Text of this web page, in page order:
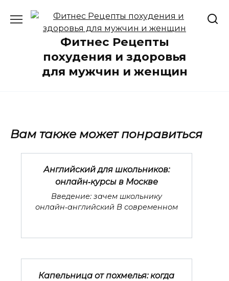
содержанию
Фитнес Рецепты
похудения и здоровья
для мужчин и женщин
Вам также может понравиться
Английский для школьников:
онлайн‑курсы в Москве
Введение: зачем школьнику
онлайн‑английский В современном
Капельница от похмелья: когда